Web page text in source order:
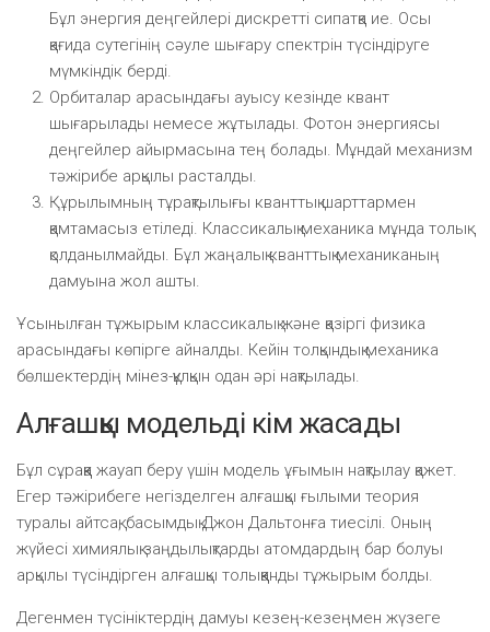
Бұл энергия деңгейлері дискретті сипатқа ие. Осы
қағида сутегінің сәуле шығару спектрін түсіндіруге
мүмкіндік берді.
Орбиталар арасындағы ауысу кезінде квант
шығарылады немесе жұтылады. Фотон энергиясы
деңгейлер айырмасына тең болады. Мұндай механизм
тәжірибе арқылы расталды.
Құрылымның тұрақтылығы кванттық шарттармен
қамтамасыз етіледі. Классикалық механика мұнда толық
қолданылмайды. Бұл жаңалық кванттық механиканың
дамуына жол ашты.
Ұсынылған тұжырым классикалық және қазіргі физика
арасындағы көпірге айналды. Кейін толқындық механика
бөлшектердің мінез-құлқын одан әрі нақтылады.
Алғашқы модельді кім жасады
Бұл сұраққа жауап беру үшін модель ұғымын нақтылау қажет.
Егер тәжірибеге негізделген алғашқы ғылыми теория
туралы айтсақ, басымдық Джон Дальтонға тиесілі. Оның
жүйесі химиялық заңдылықтарды атомдардың бар болуы
арқылы түсіндірген алғашқы толыққанды тұжырым болды.
Дегенмен түсініктердің дамуы кезең-кезеңмен жүзеге